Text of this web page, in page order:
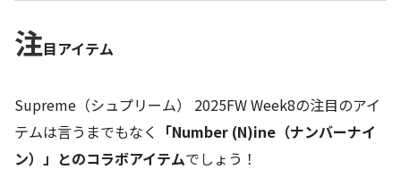
注目アイテム
Supreme（シュプリーム） 2025FW Week8の注目のアイ
テムは言うまでもなく 「Number (N)ine（ナンバーナイ
ン）」とのコラボアイテムでしょう！